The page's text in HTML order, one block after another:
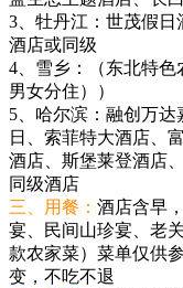
3、牡丹江：世茂假
酒店或同级
4、雪乡：（东北特色
男女分住））
5、哈尔滨：融创万
日、索菲特大酒店、
酒店、斯堡莱登酒店
同级酒店
三、用餐： 酒店含早
宴、民间山珍宴、老
款农家菜）菜单仅供
变，不吃不退